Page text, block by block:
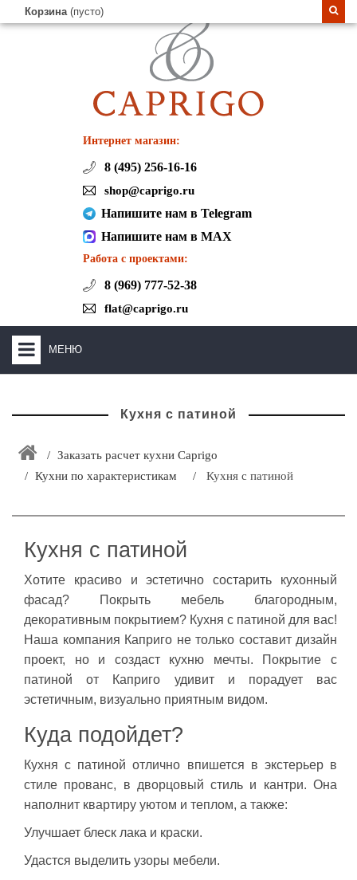
Корзина (пусто)
Интернет магазин:
8 (495) 256-16-16
shop@caprigo.ru
Напишите нам в Telegram
Напишите нам в MAX
Работа с проектами:
8 (969) 777-52-38
flat@caprigo.ru
МЕНЮ
+
ЗАКАЗАТЬ РАСЧЕТ КУХНИ CAPRIGO
ИНТЕРЬЕРНАЯ МЕБЕЛЬ
КАТАЛОГ МЕБЕЛИ ДЛЯ ВАННОЙ КОМНАТЫ
+
САНТЕХНИКА
ДОСТАВКА И ВОЗВРАТ
КОНТАКТЫ
РАСПРОДАЖА
Кухня с патиной
Заказать расчет кухни Caprigo
Кухни по характеристикам
Кухня с патиной
Кухня с патиной
Хотите красиво и эстетично состарить кухонный
фасад? Покрыть мебель благородным,
декоративным покрытием? Кухня с патиной для вас!
Наша компания Каприго не только составит дизайн
проект, но и создаст кухню мечты. Покрытие с
патиной от Каприго удивит и порадует вас
эстетичным, визуально приятным видом.
Куда подойдет?
Кухня с патиной отлично впишется в экстерьер в
стиле прованс, в дворцовый стиль и кантри. Она
наполнит квартиру уютом и теплом, а также:
Улучшает блеск лака и краски.
Удастся выделить узоры мебели.